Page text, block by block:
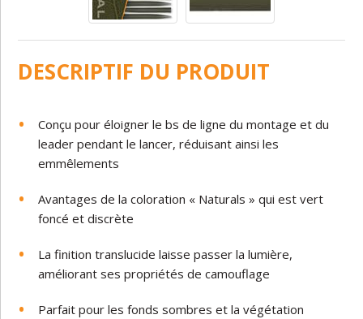
DESCRIPTIF DU PRODUIT
Conçu pour éloigner le bs de ligne du montageet du
leader pendant le lancer, réduisant ainsi les
emmêlements
Avantages de la coloration « Naturals » qui est vert
foncé et discrète
La finition translucide laisse passer la lumière,
améliorant ses propriétés decamouflage
Parfait pour les fonds sombres et la végétation